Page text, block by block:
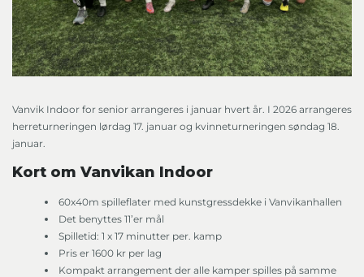
Vanvik Indoor for senior arrangeres i januar hvert år. I 2026 arrangeres
herreturneringen lørdag 17. januar og kvinneturneringen søndag 18.
januar.
Kort om Vanvikan Indoor
60x40m spilleflater med kunstgressdekke i Vanvikanhallen
Det benyttes 11’er mål
Spilletid: 1 x 17 minutter per. kamp
Pris er 1600 kr per lag
Kompakt arrangement der alle kamper spilles på samme